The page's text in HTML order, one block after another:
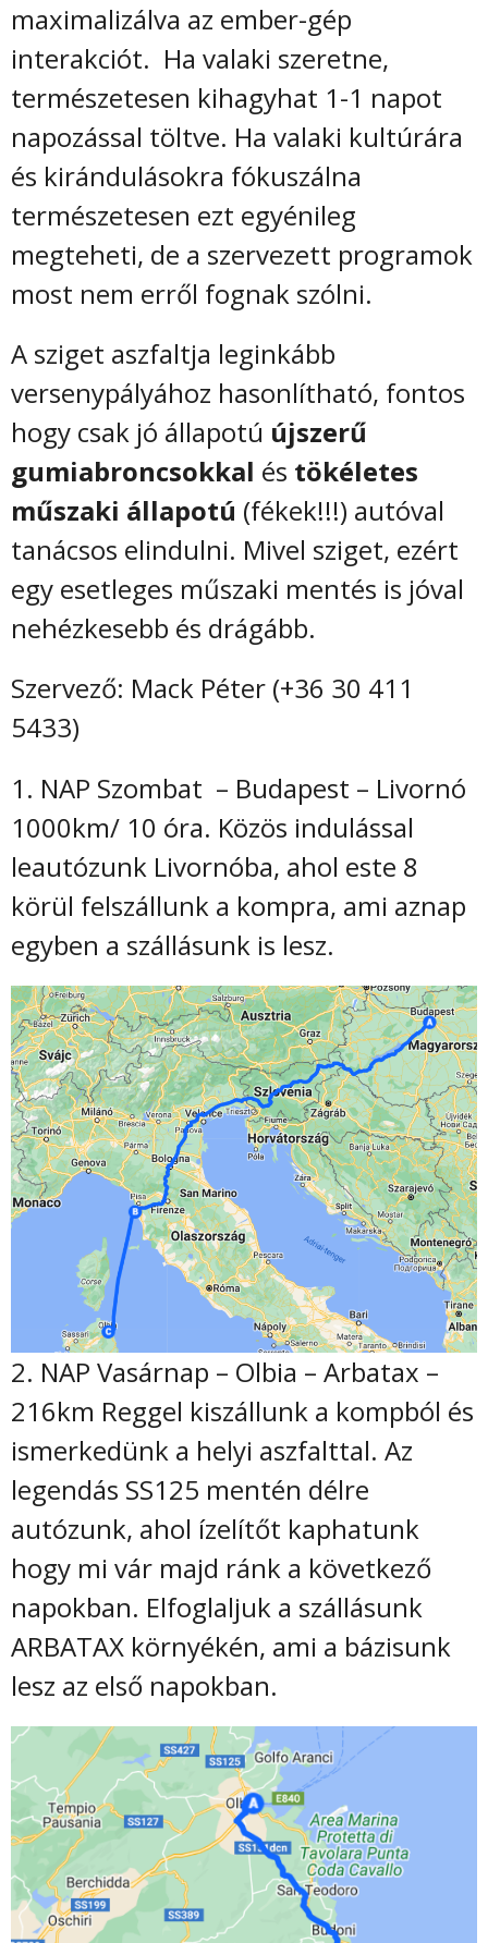
maximalizálva az ember-gép
interakciót. Ha valaki szeretne,
természetesen kihagyhat 1-1 napot
napozással töltve. Ha valaki kultúrára
és kirándulásokra fókuszálna
természetesen ezt egyénileg
megteheti, de a szervezett programok
most nem erről fognak szólni.
A sziget aszfaltja leginkább
versenypályához hasonlítható, fontos
hogy csak jó állapotú újszerű
gumiabroncsokkal és tökéletes
műszaki állapotú (fékek!!!) autóval
tanácsos elindulni. Mivel sziget, ezért
egy esetleges műszaki mentés is jóval
nehézkesebb és drágább.
Szervező: Mack Péter (+36 30 411
5433)
1. NAP Szombat – Budapest – Livornó
1000km/ 10 óra. Közös indulással
leautózunk Livornóba, ahol este 8
körül felszállunk a kompra, ami aznap
egyben a szállásunk is lesz.
2. NAP Vasárnap – Olbia – Arbatax –
216km Reggel kiszállunk a kompból és
ismerkedünk a helyi aszfalttal. Az
legendás SS125 mentén délre
autózunk, ahol ízelítőt kaphatunk
hogy mi vár majd ránk a következő
napokban. Elfoglaljuk a szállásunk
ARBATAX környékén, ami a bázisunk
lesz az első napokban.